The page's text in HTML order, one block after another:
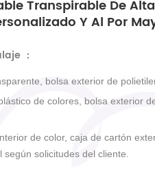
Transpirable De
Y Al Por
：
bolsa exterior de
de colores, bolsa exterior
de color, caja de cartón
solicitudes del cliente.